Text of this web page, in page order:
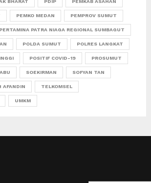
PEMKO MEDAN PEMPROV SUMUT
PERTAMINA PATRA NIAGA REGIONAL SUMBAGUT
POLDA SUMUT POLRES LANGKAT
POSITIF COVID-19 PROSUMUT
SOEKIRMAN SOFYAN TAN
AFANDIN TELKOMSEL
UMKM